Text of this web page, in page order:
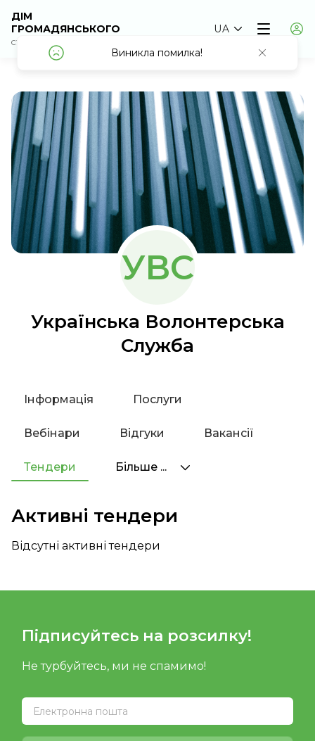
ДІМ
ГРОМАДЯНСЬКОГО
СУСПІЛЬСТВА
UA
Виникла помилка!
УВС
Українська Волонтерська
Служба
Інформація Послуги
Вебінари Відгуки Вакансії
Тендери Більше ...
Активні тендери
Відсутні активні тендери
Виникла помилка!
Підписуйтесь на розсилку!
Не турбуйтесь, ми не спамимо!